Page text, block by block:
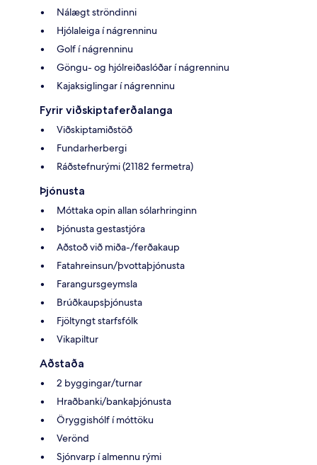
Nálægt ströndinni
Hjólaleiga í nágrenninu
Golf í nágrenninu
Göngu- og hjólreiðaslóðar í nágrenninu
Kajaksiglingar í nágrenninu
Fyrir viðskiptaferðalanga
Viðskiptamiðstöð
Fundarherbergi
Ráðstefnurými (21182 fermetra)
Þjónusta
Móttaka opin allan sólarhringinn
Þjónusta gestastjóra
Aðstoð við miða-/ferðakaup
Fatahreinsun/þvottaþjónusta
Farangursgeymsla
Brúðkaupsþjónusta
Fjöltyngt starfsfólk
Vikapiltur
Aðstaða
2 byggingar/turnar
Hraðbanki/bankaþjónusta
Öryggishólf í móttöku
Verönd
Sjónvarp í almennu rými